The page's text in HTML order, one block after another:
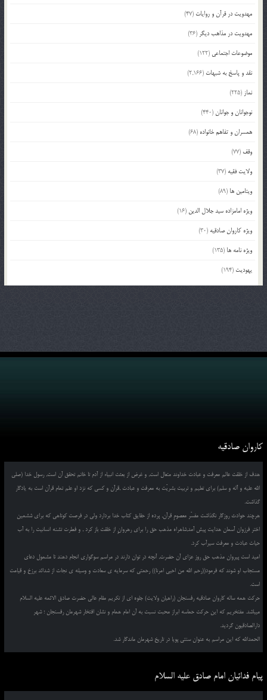
مهدویت در قرآن و روایات (47)
مهدویت در مذاهب دیگر (36)
موضوعات اجتماعی (122)
نقد و پاسخ به شبهات (2,166)
نماز (225)
نوجوانان و جوانان(440)
همسران و تفاهم خانواده (68)
وقف (77)
ولایت فقیه (37)
ویتامین ها (89)
ویژه امامزاده سید جلال الدین (16)
ویژه کاروان صادقیه (30)
ویژه نامه ها (135)
یهودیت (194)
کاروان صادقیه
هدف از خلقت عالم معرفت و عبادت خداوند متعال است, و غرض از بعثت انبیاء از آدم تا خاتم تحقق آن است, رسول خدا (صلی
الله علیه و آله و سلم) برای تعلیم و تربیت بشریّت به معرفت و عبادت ,قرآن و کسی که نزد او علم تمام قرآن است به یادگار
گذاشت.
هرچند حوادث روزگار نگذاشت مفسّر معصومِ قرآن, پرده از حقایق کتاب خدا بردارد ولی در فرصت کوتاهی که برای ششمین
اختر فرزوان آسمان هدایت پیش آمد,شاهراه مذهب حق را برای رهروانِ از خلقت باز کرد , و فطرت تشنه انسانیت را به آب
حیات عبادت و معرفت سیرآب کرد.
امید است پیروان مذهب حق روز عزای آن حضرت, آنچه در توان دارند در مراسم سوگواری انجام دهند تا مشمول دعای
مستجاب او شوند که فرمود((رحم الله من احیی امرنا)) رحمتی که سرمایه ی سعادت و وسیله ی نجات از شدائد برزخ و قیامت
است.
حرکت همه ساله کاروان صادقیه رفسنجان (راهیان ولایت) جلوه ای از تکریم مقام عالی حضرت صادق الائمه علیه السلام
میباشد. مفتخریم که این حرکت حماسه ابراز محبت نسبت به آن امام همام و نشان افتخار شهرمان رفسنجان ؛ شهر
دارالصادقیون گردید.
الحمدالله که این مراسم به عنوان سنتی پویا در تاریخ شهرمان ماندگار شد.
پیام فدائیان امام صادق علیه السلام